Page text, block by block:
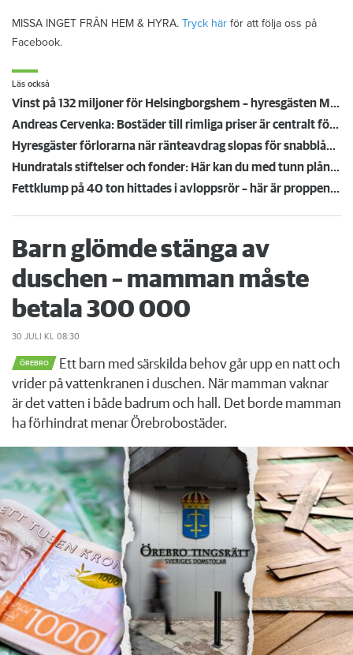
MISSA INGET FRÅN HEM & HYRA. Tryck här för att följa oss på
Facebook.
Läs också
Vinst på 132 miljoner för Helsingborgshem – hyresgästen Marianne önskar återhållsamhet
Andreas Cervenka: Bostäder till rimliga priser är centralt för att samhället ska fungera
Hyresgäster förlorarna när ränteavdrag slopas för snabblån - fortsatt skatterabatt för luftballong
Hundratals stiftelser och fonder: Här kan du med tunn plånbok få välbehövlig hjälp
Fettklump på 40 ton hittades i avloppsrör – här är proppen som dykare fick hugga bort
Barn glömde stänga av
duschen – mamman måste
betala 300 000
30 JULI KL 08:30
ÖREBRO
Ett barn med särskilda behov går upp en natt och
vrider på vattenkranen i duschen. När mamman vaknar
är det vatten i både badrum och hall. Det borde mamman
ha förhindrat menar Örebrobostäder.